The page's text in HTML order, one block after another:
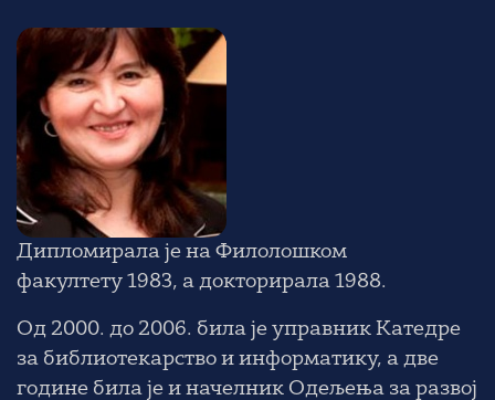
Дипломирала је на Филолошком
факултету 1983, а докторирала 1988.
Од 2000. до 2006. била је управник Катедре
за библиотекарство и информатику, а две
године била је и начелник Одељења за развој